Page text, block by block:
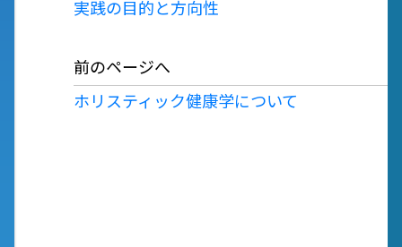
前のページへ
ホリスティック健康学について
実践の目的と方向性